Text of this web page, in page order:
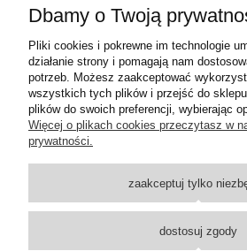
DO KOSZYKA
« 1 2 3
Pomoc
Moje konto
Płatności i
Dbamy o Twoją
Pliki cookies i pokrewne im technologie
działanie strony i pomagają nam
potrzeb. Możesz zaakceptować
wszystkich tych plików i przejść do
plików do swoich preferencji, wybierając
Więcej o plikach cookies przeczytasz w
prywatności.
zaakceptuj tylko
dostosuj zgody